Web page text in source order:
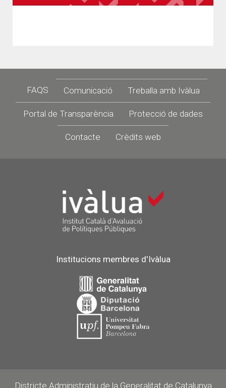
Footer
FAQS Comunicació Treballa amb Ivàlua
Portal de Transparència Protecció de dades
Contacte Crèdits web
Institucions membres d'Ivàlua
Districte Administratiu de la Generalitat de Catalunya